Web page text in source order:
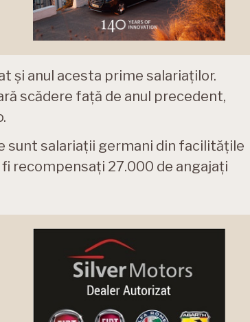
și anul acesta prime salariaților.
scădere față de anul precedent,
sunt salariații germani din facilitățile
recompensați 27.000 de angajați